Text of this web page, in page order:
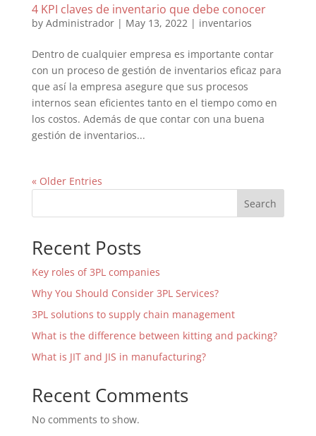
4 KPI claves de inventario que debe conocer
by Administrador| May 13, 2022| inventarios
Dentro de cualquier empresa es importante contar
con un proceso de gestión de inventarios eficaz para
que así la empresa asegure que sus procesos
internos sean eficientes tanto en el tiempo como en
los costos. Además de que contar con una buena
gestión de inventarios...
« Older Entries
Search
Recent Posts
Key roles of 3PL companies
Why You Should Consider 3PL Services?
3PL solutions to supply chain management
What is the difference between kitting and packing?
What is JIT and JIS in manufacturing?
Recent Comments
No comments to show.